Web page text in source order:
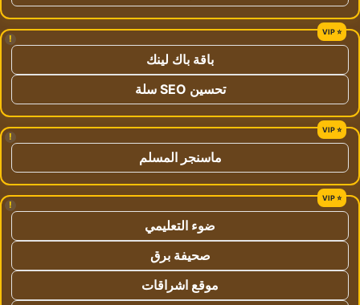
!
باقة باك لينك
تحسين SEO سلة
!
ماسنجر المسلم
!
ضوء التعليمي
صحيفة برق
موقع اشراقات